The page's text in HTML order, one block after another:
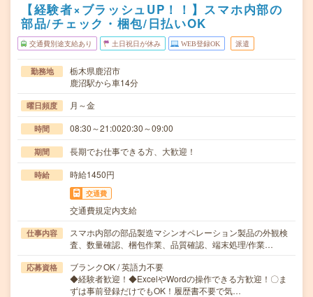
【経験者×ブラッシュUP！！】スマホ内部の
部品/チェック・梱包/日払いOK
交通費別途支給あり 土日祝日が休み WEB登録OK 派遣
勤務地
栃木県鹿沼市
鹿沼駅から車14分
曜日頻度 月～金
時間 08:30～21:0020:30～09:00
期間 長期でお仕事できる方、大歓迎！
時給 時給1450円
交通費
交通費規定内支給
仕事内容
スマホ内部の部品製造マシンオペレーション製品の外観検
査、数量確認、梱包作業、品質確認、端末処理/作業…
応募資格
ブランクOK / 英語力不要
◆経験者歓迎！◆ExcelやWordの操作できる方歓迎！〇ま
ずは事前登録だけでもOK！履歴書不要で気…